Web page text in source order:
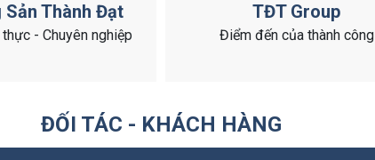
Sản Thành Đạt
- Chuyên nghiệp
TĐT Group
Điểm đến của thành công
ĐỐI TÁC - KHÁCH HÀNG